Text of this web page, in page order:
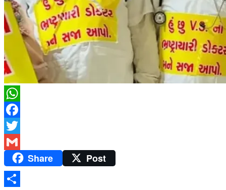
WhatsApp
Facebook
Twitter
Gmail Share Post